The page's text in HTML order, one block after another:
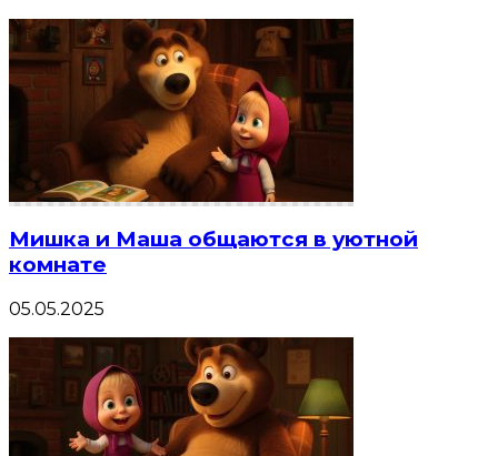
Мишка и Маша общаются в уютной
комнате
05.05.2025